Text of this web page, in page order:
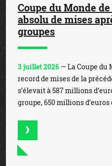
Coupe du Monde
absolu de mises
groupes
3 juillet 2026 — La Coupe du
record de mises de la
s’élevait à 587 millions
groupe, 650 millions d’euros